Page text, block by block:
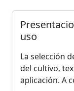
uso
La selección
del cultivo,
aplicación. A